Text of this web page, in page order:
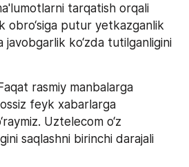
tarqatish orqali
obro‘siga putur yetkazganlik
javobgarlik ko‘zda tutilganligini
rasmiy manbalarga
feyk xabarlarga
Uztelecom o‘z
saqlashni birinchi darajali